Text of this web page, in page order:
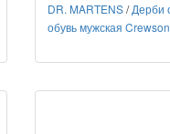
DR. MARTENS/Дерби
обувь мужская